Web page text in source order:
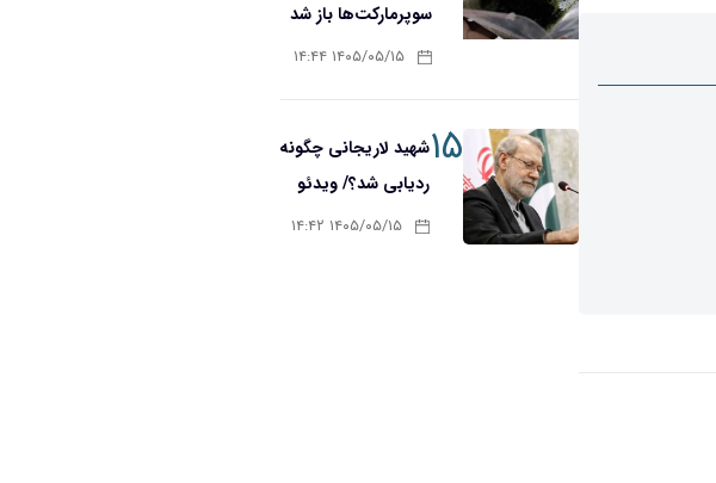
سوپرمارکت‌ها باز شد
۱۴۰۵/۰۵/۱۵ ۱۴:۴۴
۱۵شهید لاریجانی چگونه
ردیابی شد؟/ ویدئو
۱۴۰۵/۰۵/۱۵ ۱۴:۴۲